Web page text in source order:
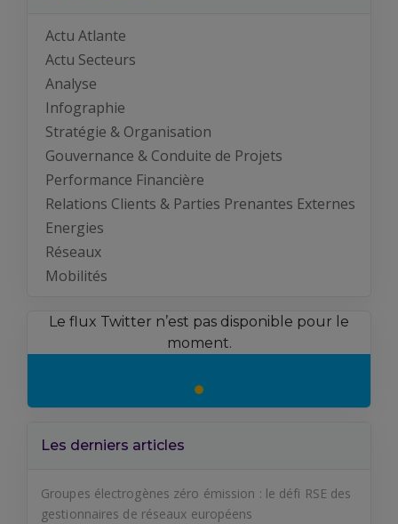
Actu Atlante
Actu Secteurs
Analyse
Infographie
Stratégie & Organisation
Gouvernance & Conduite de Projets
Performance Financière
Relations Clients & Parties Prenantes Externes
Energies
Réseaux
Mobilités
Le flux Twitter n’est pas disponible pour le
moment.
Les derniers articles
Groupes électrogènes zéro émission : le défi RSE des
gestionnaires de réseaux européens